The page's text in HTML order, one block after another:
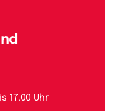
17.00 Uhr